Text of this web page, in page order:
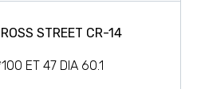
STREET CR-14
ET 47 DIA 60.1